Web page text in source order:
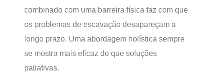
combinado com uma barreira física faz com que
os problemas de escavação desapareçam a
longo prazo. Uma abordagem holística sempre
se mostra mais eficaz do que soluções
paliativas.